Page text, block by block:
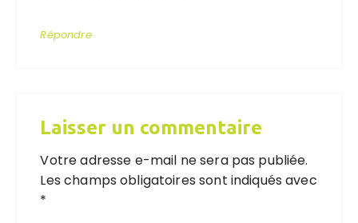
Répondre
Laisser un commentaire
Votre adresse e-mail ne sera pas publiée.
Les champs obligatoires sont indiqués avec
*